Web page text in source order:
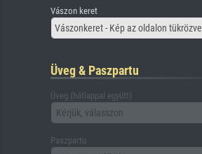
Vászon keret
Vászonkeret - Kép az oldalon tükrözve
Üveg & Paszpartu
Üveg (hátlappal együtt)
Kérjük, válasszon
Paszpartu